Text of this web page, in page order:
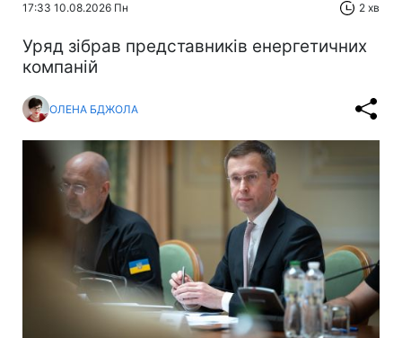
17:33 10.08.2026 Пн 2 хв
Уряд зібрав представників енергетичних
компаній
ОЛЕНА БДЖОЛА